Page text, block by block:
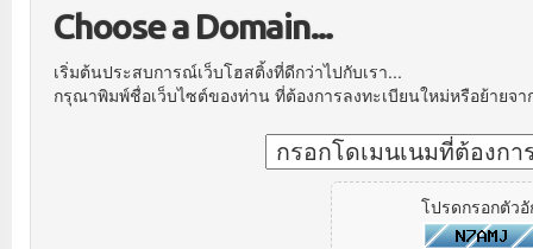
Choose a Domain...
เริ่มต้นประสบการณ์เว็บโฮสติ้งที่ดีกว่าไปกับเรา...
กรุณาพิมพ์ชื่อเว็บไซต์ของท่าน ที่ต้องการลงทะเบียนใหม่หรือย้ายจ
โปรดกรอกตัว